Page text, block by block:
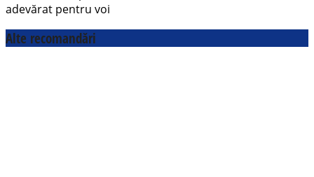
adevărat pentru voi
Alte recomandări